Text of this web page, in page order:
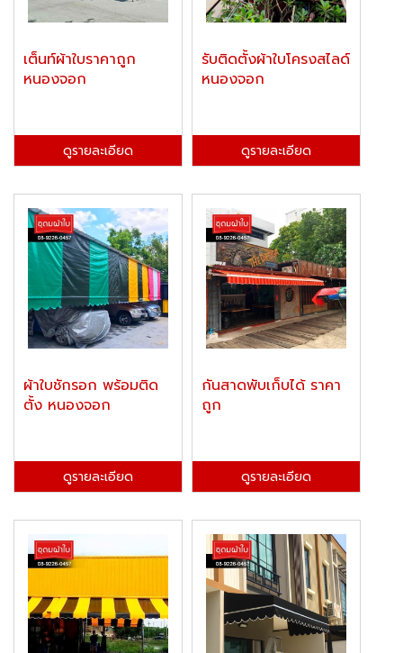
เต็นท์ผ้าใบราคาถูก
หนองจอก
ดูรายละเอียด
รับติดตั้งผ้าใบโครงสไลด์
หนองจอก
ดูรายละเอียด
ผ้าใบชักรอก พร้อมติด
ตั้ง หนองจอก
ดูรายละเอียด
กันสาดพับเก็บได้ ราคา
ถูก
ดูรายละเอียด